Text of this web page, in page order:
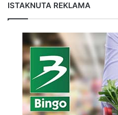
ISTAKNUTA REKLAMA